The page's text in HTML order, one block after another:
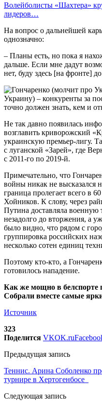
Волейболисты «Шахтера»
лидеров…
На вопрос о дальнейшей
однозначно:
– Планы есть, но пока я
дальше. Если мне дадут
нет, буду здесь ‎‎[на фронте]
Не так давно появилась
возглавить криворожский
украинскую премьер-лигу.
с луганской «Зарей», где
с 2011-го по 2019-й.
Примечательно, что
войны никак не высказался
граница пролегает всего в
Хойников. К слову, через
Путина доставляла военную
незадолго до вторжения, а
было видно, что рядом с
группировка российских
несколько сотен единиц
Поэтому кто-кто, а
готовилось нападение.
Как же мощно в белспорте
Собрали вместе самые
Источник
323
Поделится VKOK.ru
Предыдущая запись
Теннис. Арина Соболенко
турнире в Хертогенбосе
Следующая запись